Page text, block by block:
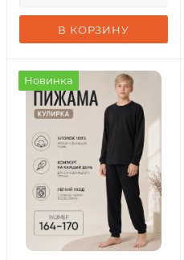
В КОРЗИНУ
Новинка